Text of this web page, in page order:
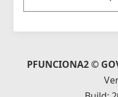
PFUNCIONA2 ©